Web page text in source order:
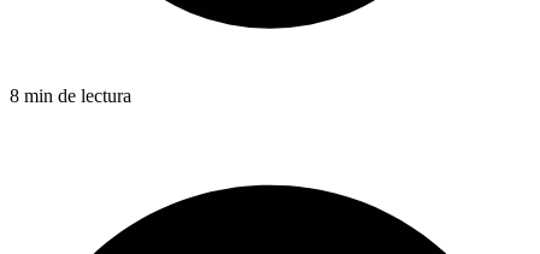
8 min de lectura